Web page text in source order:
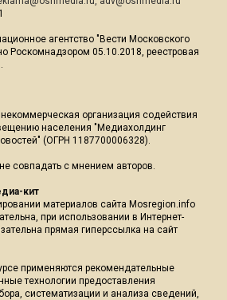
агентство "Вести Московского
Роскомнадзором 05.10.2018, реестровая
организация содействия
населения "Медиахолдинг
(ОГРН 1187700006328).
совпадать с мнением авторов.
кит
материалов сайта Mosregion.info
при использовании в Интернет-
прямая гиперссылка на сайт
применяются рекомендательные
технологии предоставления
систематизации и анализа сведений,